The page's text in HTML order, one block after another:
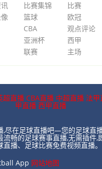
比赛集锦
比赛
篮球
欧冠
CBA
观点评论
亚洲杯
西甲
联赛 主场
超直播 CBA直播 中超直播 法甲
甲直播 西甲直播
,尽在足球直播吧—您的足球直
畅的足球赛事直播,无需插件,
播、足球比赛免费视频直播。
App 网站地图